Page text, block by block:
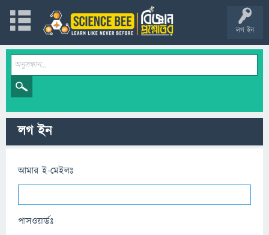
লগ ইন
লগ ইন
আমার ই-মেইলঃ
পাসওয়ার্ডঃ